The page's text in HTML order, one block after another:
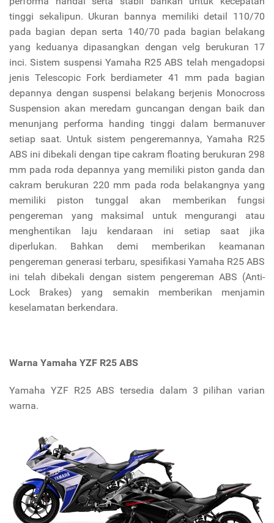
tinggi sekalipun. Ukuran bannya memiliki detail 110/70
pada bagian depan serta 140/70 pada bagian belakang
yang keduanya dipasangkan dengan velg berukuran 17
inci. Sistem suspensi Yamaha R25 ABS telah mengadopsi
jenis Telescopic Fork berdiameter 41 mm pada bagian
depannya dengan suspensi belakang berjenis Monocross
Suspension akan meredam guncangan dengan baik dan
menunjang performa handing tinggi dalam bermanuver
setiap saat. Untuk sistem pengeremannya, Yamaha R25
ABS ini dibekali dengan tipe cakram floating berukuran 298
mm pada roda depannya yang memiliki piston ganda dan
cakram berukuran 220 mm pada roda belakangnya yang
memiliki piston tunggal akan memberikan fungsi
pengereman yang maksimal untuk mengurangi atau
menghentikan laju kendaraan ini setiap saat jika
diperlukan. Bahkan demi memberikan keamanan
pengereman generasi terbaru, spesifikasi Yamaha R25 ABS
ini telah dibekali dengan sistem pengereman ABS (Anti-
Lock Brakes) yang semakin memberikan menjamin
keselamatan berkendara.
Warna Yamaha YZF R25 ABS
Yamaha YZF R25 ABS tersedia dalam 3 pilihan varian
warna.